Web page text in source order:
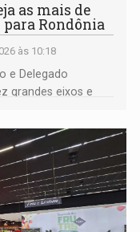
as mais de
para Rondônia
às 10:18
e Delegado
grandes eixos e